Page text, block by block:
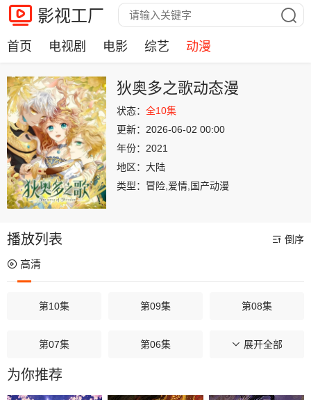
影视工厂
首页 电视剧 电影 综艺 动漫
狄奥多之歌动态漫
状态： 全10集
更新： 2026-06-02 00:00
年份： 2021
地区： 大陆
类型： 冒险,爱情,国产动漫
播放列表 倒序
高清
第10集 第09集 第08集
第07集 第06集 第05集
第04集
展开全部
为你推荐